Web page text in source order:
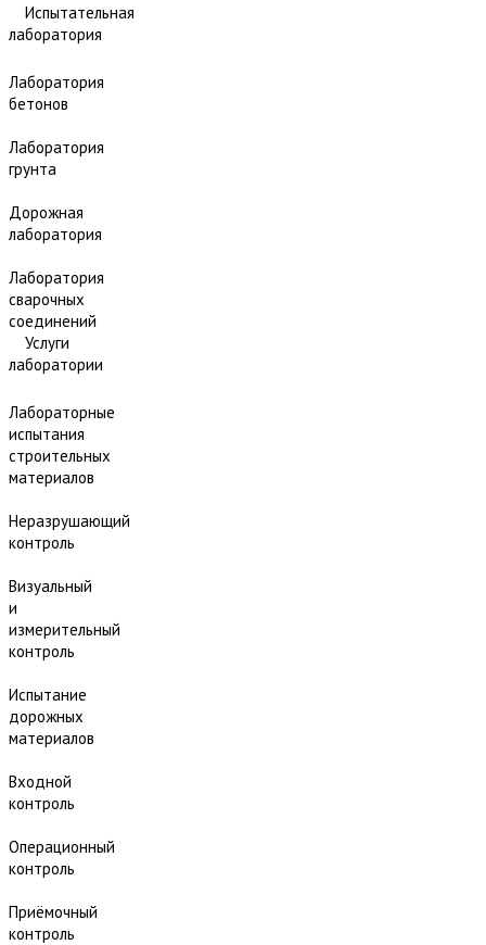
Испытательная
лаборатория
Лаборатория
бетонов
Лаборатория
грунта
Дорожная
лаборатория
Лаборатория
сварочных
соединений
Услуги
лаборатории
Лабораторные
испытания
строительных
материалов
Неразрушающий
контроль
Визуальный
и
измерительный
контроль
Испытание
дорожных
материалов
Входной
контроль
Операционный
контроль
Приёмочный
контроль